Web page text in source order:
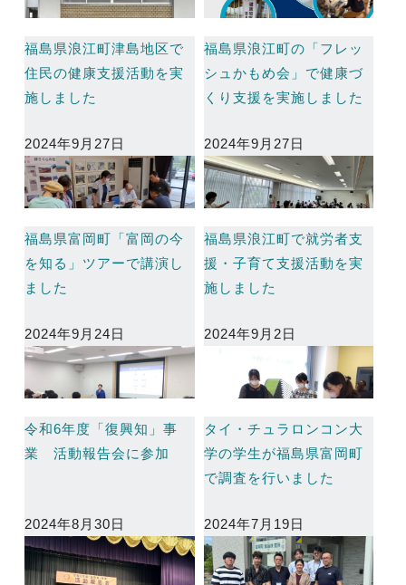
福島県浪江町津島地区で
住民の健康支援活動を実
施しました
2024年9月27日
福島県浪江町の「フレッ
シュかもめ会」で健康づ
くり支援を実施しました
2024年9月27日
福島県富岡町「富岡の今
を知る」ツアーで講演し
ました
2024年9月24日
福島県浪江町で就労者支
援・子育て支援活動を実
施しました
2024年9月2日
令和6年度「復興知」事
業 活動報告会に参加
2024年8月30日
タイ・チュラロンコン大
学の学生が福島県富岡町
で調査を行いました
2024年7月19日